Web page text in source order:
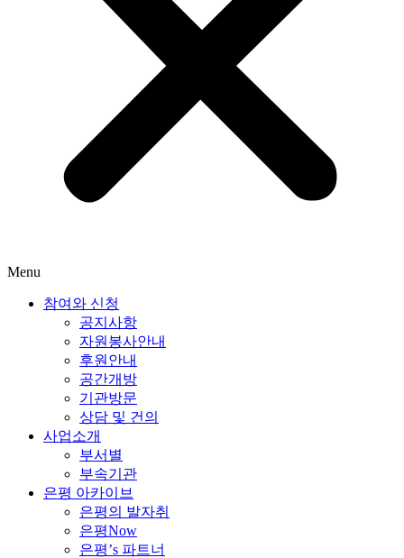
Menu
참여와 신청
공지사항
자원봉사안내
후원안내
공간개방
기관방문
상담 및 건의
사업소개
부서별
부속기관
은평 아카이브
은평의 발자취
은평Now
은평’s 파트너